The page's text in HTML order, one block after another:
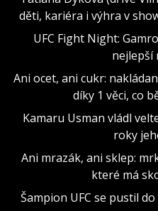
děti, kariéra i výhra v
UFC Fight Night:
nejlepší
Ani ocet, ani cukr:
díky 1 věci, co
Kamaru Usman vládl
roky
Ani mrazák, ani sklep:
které má
Šampion UFC se pustil